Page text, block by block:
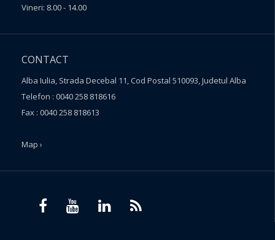
Vineri: 8.00 - 14.00
CONTACT
Alba Iulia, Strada Decebal 11, Cod Postal 510093, Judetul Alba
Telefon : 0040 258 818616
Fax : 0040 258 818613
Map ›